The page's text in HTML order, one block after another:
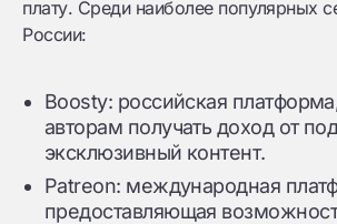
плату. Среди наиболее популярных
России:
Boosty: российская
авторам получать доход от
эксклюзивный контент.
Patreon: международная
предоставляющая